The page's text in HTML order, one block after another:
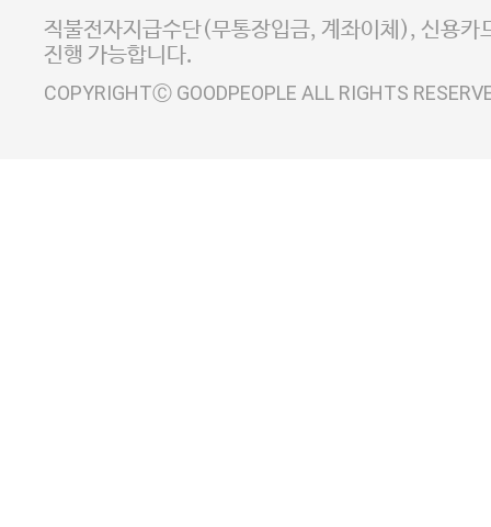
사업자정보확인
이니시스 에스크로 서비
직불전자지급수단(무통장입금, 계좌이체), 신용카
진행 가능합니다.
COPYRIGHTⒸ GOODPEOPLE ALL RIGHTS